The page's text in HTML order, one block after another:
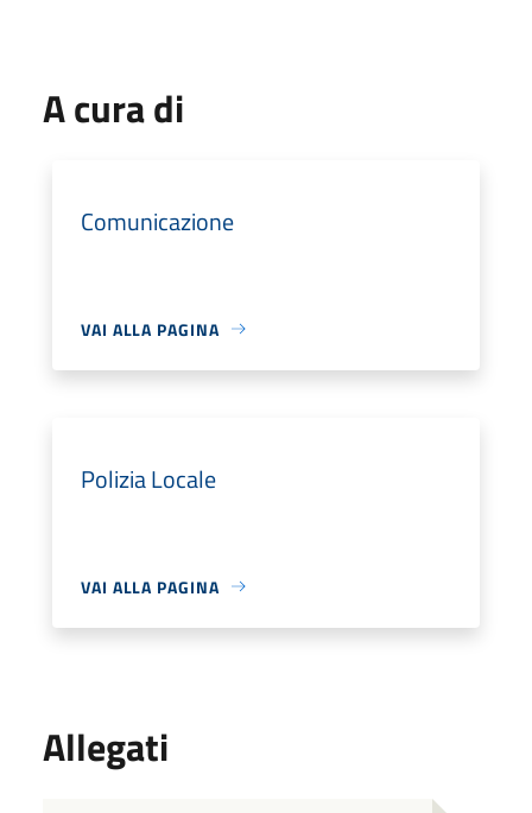
A cura di
Comunicazione
VAI ALLA PAGINA
Polizia Locale
VAI ALLA PAGINA
Allegati